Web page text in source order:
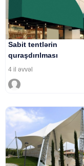
Sabit tentlərin
quraşdırılması
4 il əvvəl